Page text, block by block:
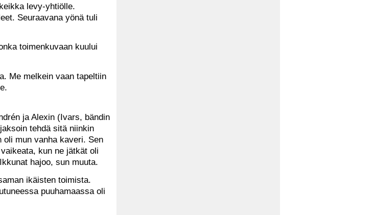
levy-yhtiölle.
Seuraavana yönä tuli
toimenkuvaan kuului
Me melkein vaan tapeltiin
ja Alexin (Ivars, bändin
tehdä sitä niinkin
mun vanha kaveri. Sen
kun ne jätkät oli
hajoo, sun muuta.
ikäisten toimista.
puuhamaassa oli